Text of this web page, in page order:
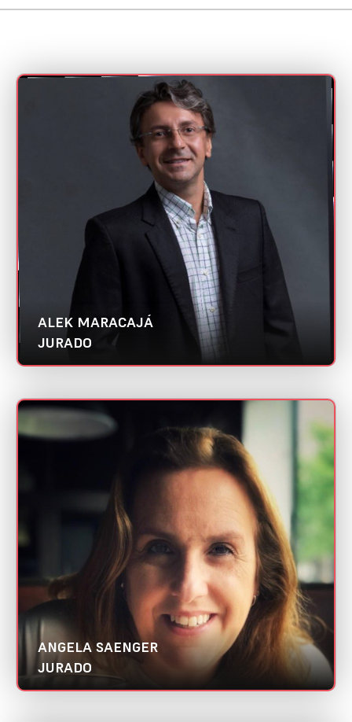
ALEK MARACAJÁ
JURADO
ALEK MARACAJÁ
AtivaWeb | Abradi PB
Gestor de Projetos
Melhor case de uso de Inteligência Artificial
ANGELA SAENGER
JURADO
ANGELA SAENGER
Mini CV
Agência Capella | Abradi RS
Categoria:
Customer Experience